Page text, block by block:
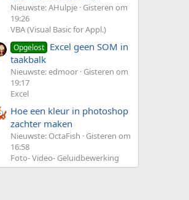
Nieuwste: AHulpje Gisteren om
19:26
VBA (Visual Basic for Appl.)
Opgelost Excel geen SOM in
taakbalk
Nieuwste: edmoor Gisteren om
19:17
Excel
Hoe een kleur in photoshop
zachter maken
Nieuwste: OctaFish
Gisteren om
16:58
Foto- Video- Geluidbewerking